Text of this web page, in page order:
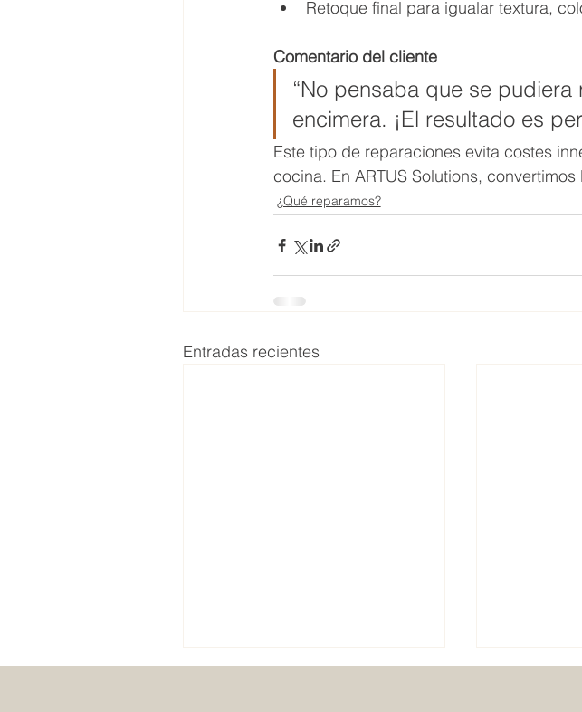
Retoque final para igualar textura,
Comentario del cliente
“No pensaba que se
encimera. ¡El resultado es
Este tipo de reparaciones evita costes
cocina. En ARTUS Solutions,
¿Qué reparamos?
Entradas recientes